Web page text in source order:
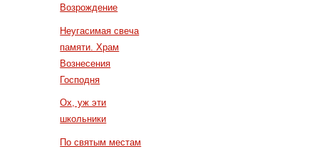
Возрождение
Неугасимая свеча
памяти. Храм
Вознесения
Господня
Ох, уж эти
школьники
По святым местам